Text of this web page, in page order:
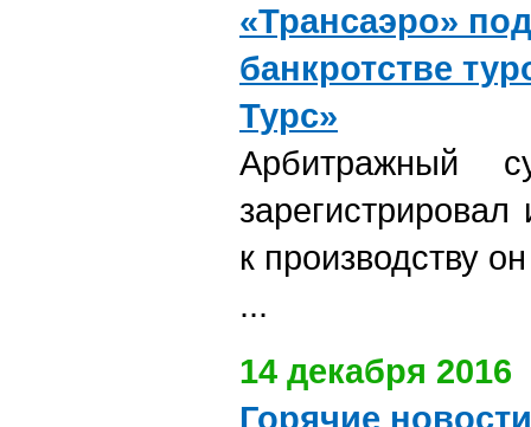
«Трансаэро»
банкротстве
Турс»
Арбитражный
к производству
...
14 декабря 2016
Горячие новости